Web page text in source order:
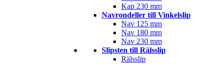
Kap 230 mm
Navrondeller till Vinkelslip
Nav 125 mm
Nav 180 mm
Nav 230 mm
Slipsten till Rälsslip
Rälsslip